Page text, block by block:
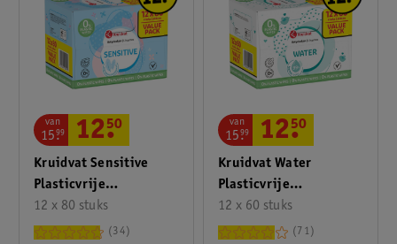
de gebruiker worden beschouwd.
Kruidvat Sensitive
Plasticvrije
Babydoekjes Valuepack
12 x 80 stuks
van
15.
99 12.
50
34
Kruidvat Water
Plasticvrije
Babydoekjes Valuepack
12 x 60 stuks
van
15.
99 12.
50
71